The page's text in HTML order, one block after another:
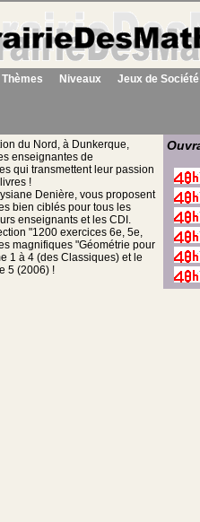
Thèmes Niveaux Jeux de Société
du Nord, à Dunkerque,
enseignantes de
qui transmettent leur passion
!
Denière, vous proposent
bien ciblés pour tous les
enseignants et les CDI.
"1200 exercices 6e, 5e,
magnifiques "Géométrie pour
1 à 4 (des Classiques) et le
5 (2006) !